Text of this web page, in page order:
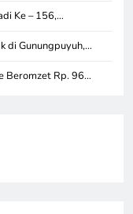
Ke – 156,…
di Gunungpuyuh,…
Beromzet Rp. 96…